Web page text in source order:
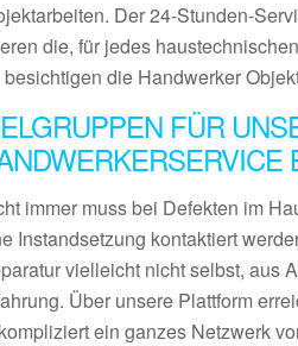
Der 24-Stunden-
die, für jedes
besichtigen die Handwerker
FÜR
immer muss bei Defekten im
Instandsetzung kontaktiert
vielleicht nicht selbst, aus
Über unsere Plattform
ein ganzes Netzwerk